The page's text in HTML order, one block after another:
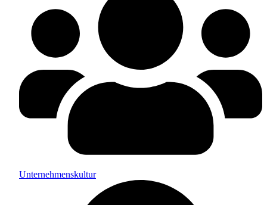
Unternehmenskultur